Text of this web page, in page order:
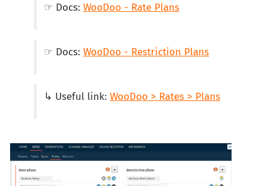
☞ Docs: WooDoo - Rate Plans
☞ Docs: WooDoo - Restriction Plans
↳ Useful link: WooDoo > Rates > Plans